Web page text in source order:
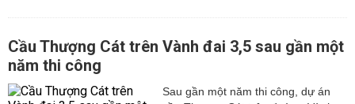
Cầu Thượng Cát trên Vành đai 3,5 sau gần một
năm thi công
Sau gần một năm thi công, dự án